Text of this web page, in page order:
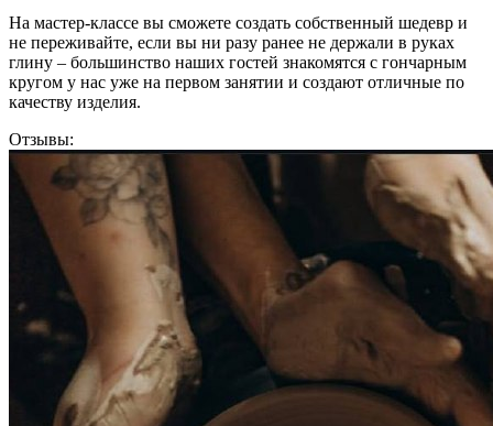
На мастер-классе вы сможете создать собственный шедевр и
не переживайте, если вы ни разу ранее не держали в руках
глину – большинство наших гостей знакомятся с гончарным
кругом у нас уже на первом занятии и создают отличные по
качеству изделия.
Отзывы: